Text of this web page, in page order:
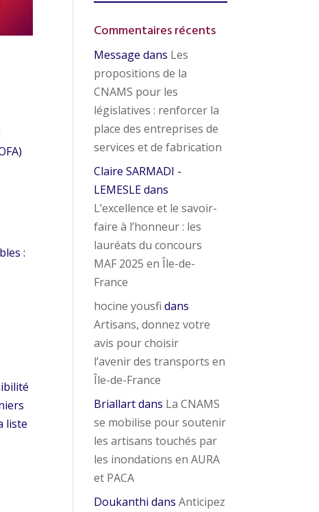
:
liste
Commentaires récents
Message dans Les
propositions de la
CNAMS pour les
législatives : renforcer la
place des entreprises de
services et de fabrication
Claire SARMADI -
LEMESLEdans
L’excellence et le savoir-
faire à l’honneur : les
lauréats du concours
MAF 2025 en Île-de-
France
hocine yousfi dans
Artisans, donnez votre
avis pour choisir
l’avenir des transports en
Île-de-France
Briallartdans La CNAMS
se mobilise pour soutenir
les artisans touchés par
les inondations en AURA
et PACA
Doukanthi dansAnticipez